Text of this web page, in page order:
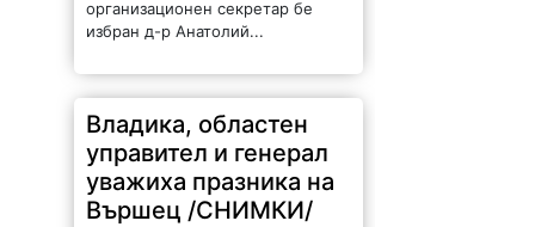
организационен секретар бе
избран д-р Анатолий...
Владика, областен
управител и генерал
уважиха празника на
Вършец /СНИМКИ/